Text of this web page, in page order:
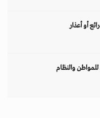
أو أعذار
والنظام